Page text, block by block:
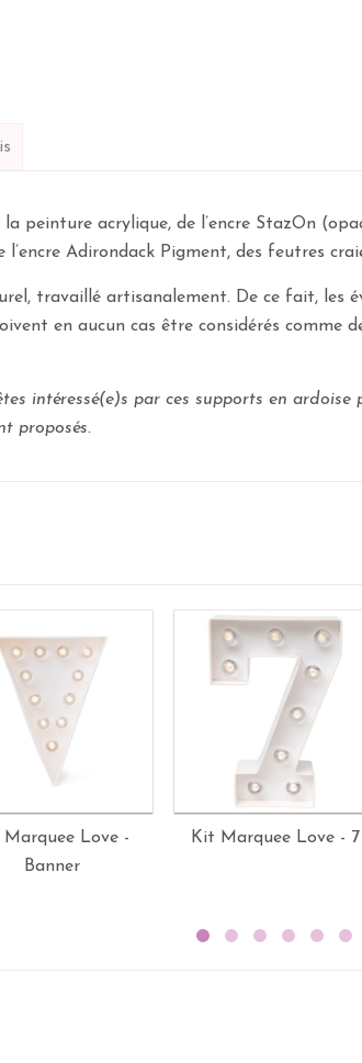
peinture acrylique, de l’encre StazOn
Adirondack Pigment, des feutres
travaillé artisanalement. De ce fait, les
en aucun cas être considérés
intéressé(e)s par ces supports en ardoise
proposés.
Marquee Love -
Banner
Kit Marquee Love - 7